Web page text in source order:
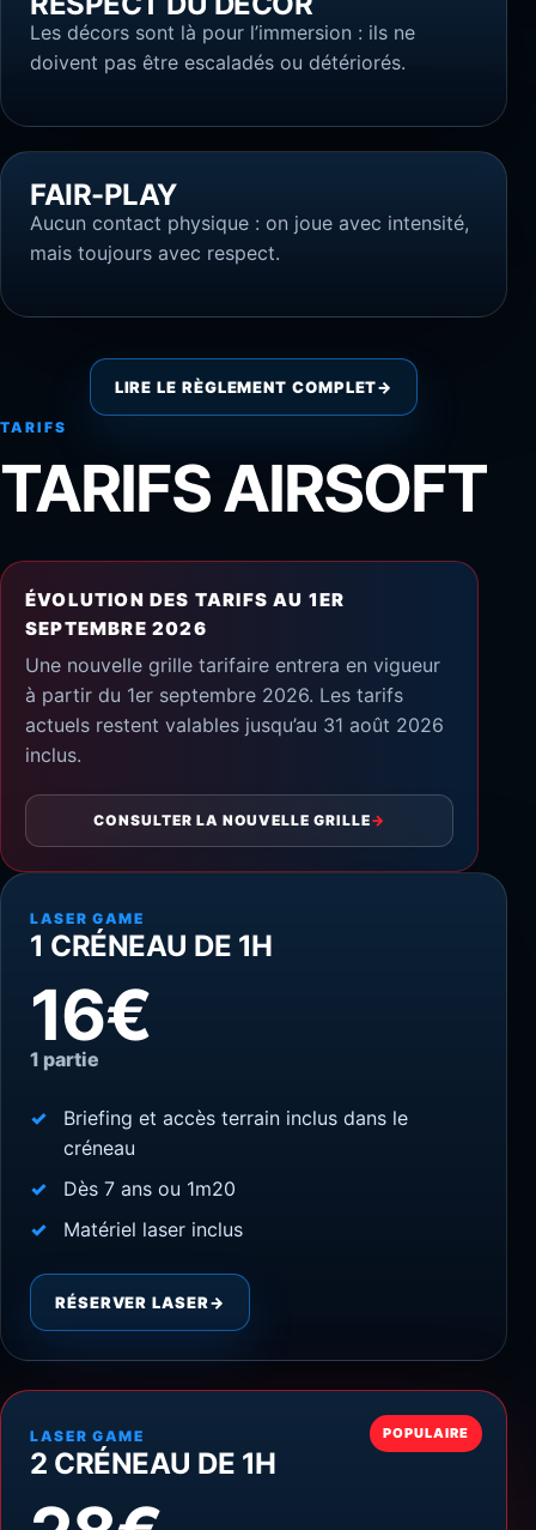
Les décors sont là pour l’immersion : ils ne
doivent pas être escaladés ou détériorés.
FAIR-PLAY
Aucun contact physique : on joue avec intensité,
mais toujours avec respect.
LIRE LE RÈGLEMENT COMPLET→
TARIFS
TARIFS AIRSOFT
ÉVOLUTION DES TARIFS AU 1ER
SEPTEMBRE 2026
Une nouvelle grille tarifaire entrera en vigueur
à partir du 1er septembre 2026. Les tarifs
actuels restent valables jusqu’au 31 août 2026
inclus.
CONSULTER LA NOUVELLE GRILLE→
LASER GAME
1 CRÉNEAU DE 1H
16€
1 partie
Briefing et accès terrain inclus dans le
créneau
Dès 7 ans ou 1m20
Matériel laser inclus
RÉSERVER LASER→
POPULAIRE
LASER GAME
2 CRÉNEAU DE 1H